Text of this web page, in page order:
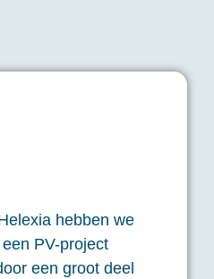
hebben we
PV-project
een groot deel